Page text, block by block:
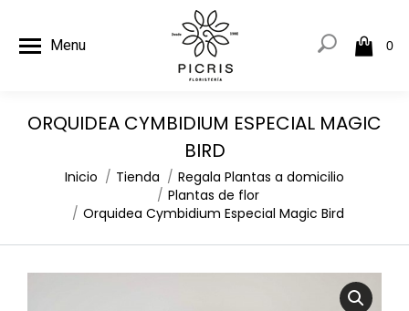
Menu 0
ORQUIDEA CYMBIDIUM ESPECIAL MAGIC
BIRD
Estás aquí:
Inicio Tienda
Regala Plantas a domicilio
Plantas de flor
Orquidea Cymbidium Especial Magic Bird